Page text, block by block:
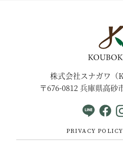
株式会社スナガワ（
〒676-0812 兵庫県高砂
PRIVACY POLICY